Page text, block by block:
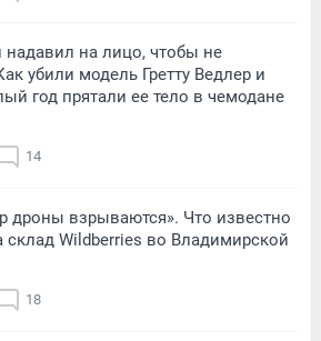
надавил на лицо, чтобы не
убили модель Гретту Ведлер и
год прятали ее тело в чемодане
14
дроны взрываются». Что известно
склад Wildberries во Владимирской
18